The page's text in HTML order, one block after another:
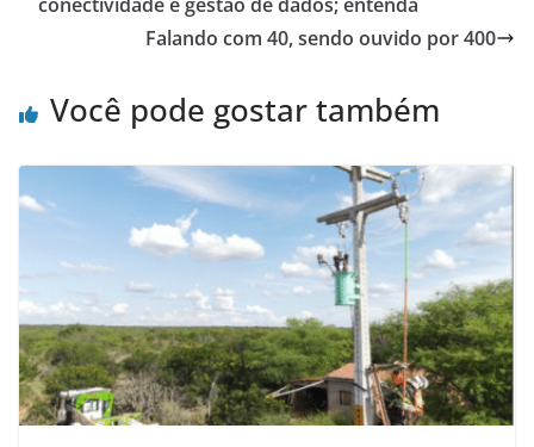
Falando com 40, sendo ouvido por 400
Você pode gostar também